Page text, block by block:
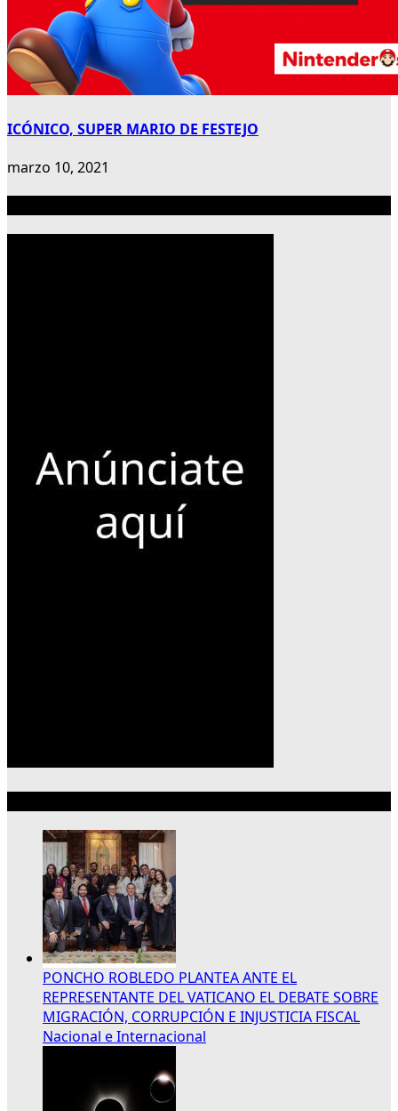
ICÓNICO, SUPER MARIO DE FESTEJO
marzo 10, 2021
PONCHO ROBLEDO PLANTEA ANTE EL
REPRESENTANTE DEL VATICANO EL DEBATE SOBRE
MIGRACIÓN, CORRUPCIÓN E INJUSTICIA FISCAL
Nacional e Internacional